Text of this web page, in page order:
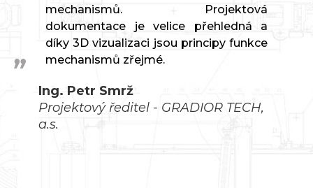
mechanismů. Projektová
dokumentace je velice přehledná a
díky 3D vizualizaci jsou principy funkce
mechanismů zřejmé.
Ing. Petr Smrž
Projektový ředitel - GRADIOR TECH,
a.s.